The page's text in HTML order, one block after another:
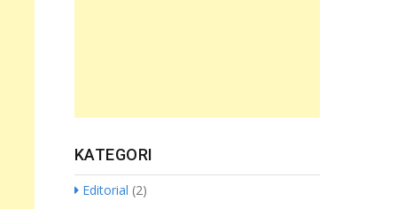
KATEGORI
Editorial (2)